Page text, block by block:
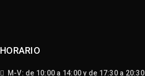
HORARIO
M-V: de 10:00 a 14:00 y de 17:30 a 20:30